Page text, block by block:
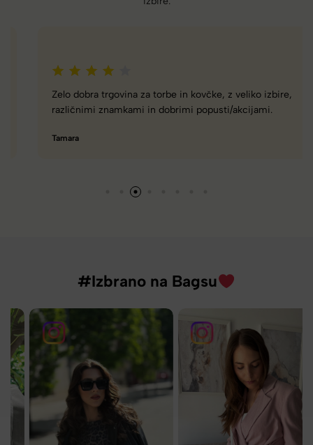
Zelo dobra trgovina za torbe in kovčke, z veliko izbire,
različnimi znamkami in dobrimi popusti/akcijami.
#Izbrano na Bagsu